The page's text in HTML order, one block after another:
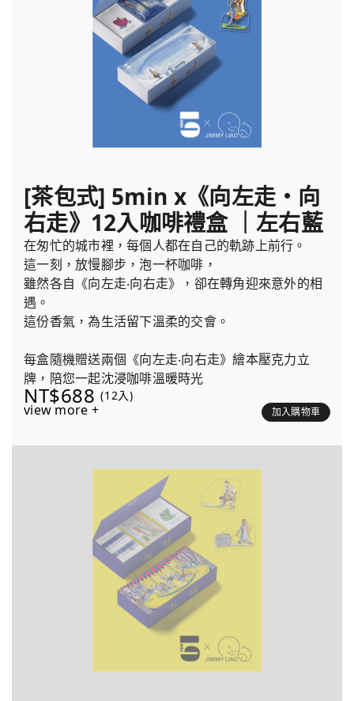
[茶包式] 5min x《向左走・向
右走》12入咖啡禮盒 ｜左右藍
在匆忙的城市裡，每個人都在自己的軌跡上前行。
這一刻，放慢腳步，泡一杯咖啡，
雖然各自《向左走‧向右走》，卻在轉角迎來意外的相
遇。
這份香氣，為生活留下溫柔的交會。
每盒隨機贈送兩個《向左走‧向右走》繪本壓克力立
牌，陪您一起沈浸咖啡溫暖時光
NT$688 (12入)
view more + 加入購物車